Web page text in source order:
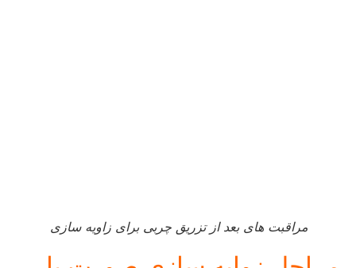
مراقبت های بعد از تزریق چربی برای زاویه سازی